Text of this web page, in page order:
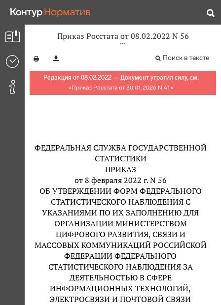
Приказ Росстата от 08.02.2022 N 56
Поиск в тексте
Редакция от 08.02.2022 — Документ утратил силу, см.
«Приказ Росстата от 30.01.2026 N 41 »
ФЕДЕРАЛЬНАЯ СЛУЖБА ГОСУДАРСТВЕННОЙ
СТАТИСТИКИ
ПРИКАЗ
от 8 февраля 2022 г. N 56
ОБ УТВЕРЖДЕНИИ ФОРМ ФЕДЕРАЛЬНОГО
СТАТИСТИЧЕСКОГО НАБЛЮДЕНИЯ С
УКАЗАНИЯМИ ПО ИХ ЗАПОЛНЕНИЮ ДЛЯ
ОРГАНИЗАЦИИ МИНИСТЕРСТВОМ
ЦИФРОВОГО РАЗВИТИЯ, СВЯЗИ И
МАССОВЫХ КОММУНИКАЦИЙ РОССИЙСКОЙ
ФЕДЕРАЦИИ ФЕДЕРАЛЬНОГО
СТАТИСТИЧЕСКОГО НАБЛЮДЕНИЯ ЗА
ДЕЯТЕЛЬНОСТЬЮ В СФЕРЕ
ИНФОРМАЦИОННЫХ ТЕХНОЛОГИЙ,
ЭЛЕКТРОСВЯЗИ И ПОЧТОВОЙ СВЯЗИ